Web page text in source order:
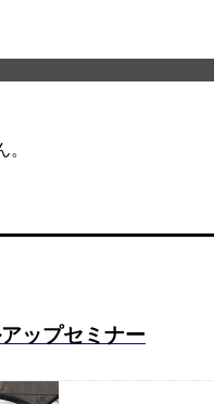
ップセミナー